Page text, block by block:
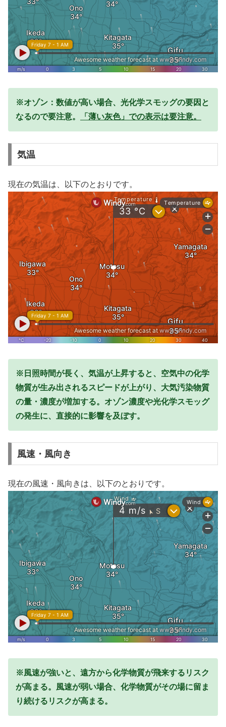
※オゾン：数値が高い場合、光化学スモッグの要因と
なるので要注意。
「薄い灰色」での表示は要注意。
気温
現在の気温は、以下のとおりです。
※日照時間が長く、気温が上昇すると、空気中の化学
物質が生み出されるスピードが上がり、大気汚染物質
の量・濃度が増加する。オゾン濃度や光化学スモッグ
の発生に、直接的に影響を及ぼす。
風速・風向き
現在の風速・風向きは、以下のとおりです。
※風速が強いと、遠方から化学物質が飛来するリスク
が高まる。風速が弱い場合、化学物質がその場に留ま
り続けるリスクが高まる。